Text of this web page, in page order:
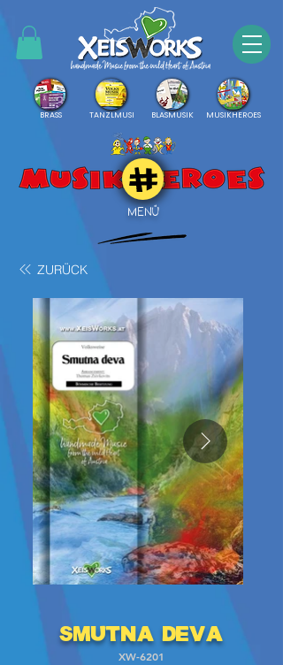
BRASS TANZLMUSI BLASMUSIK MUSIKHEROES
MENÜ
ZURÜCK
Smutna Deva
XW-6201